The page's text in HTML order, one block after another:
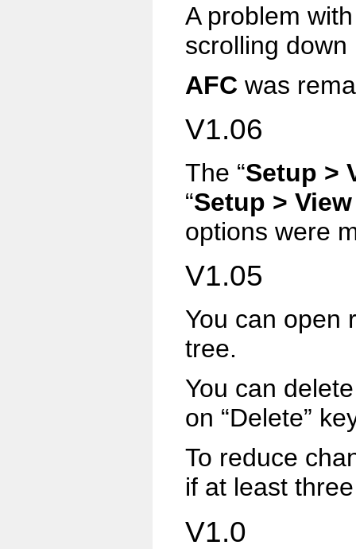
A problem
scrolling
AFC was
V1.06
The “Setup >
“Setup >
options were
V1.05
You can open
tree.
You can
on “Delete”
To reduce
if at least
V1.0